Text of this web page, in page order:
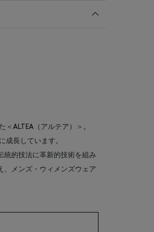
ラス
ALTEA（アルテア）＞。
成長しています。
統的技法に革新的技術を組み
、メンズ・ウィメンズウェア